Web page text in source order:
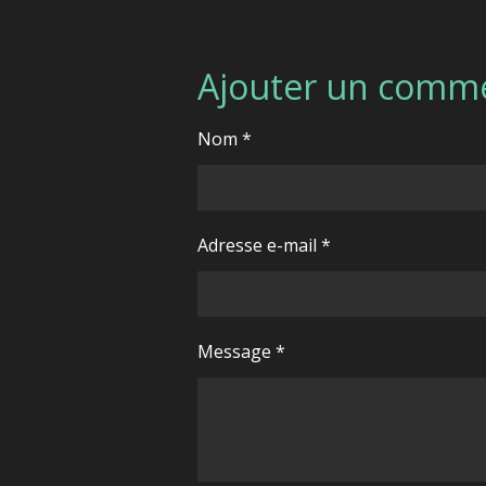
Ajouter un
Nom *
Adresse e-mail *
Message *